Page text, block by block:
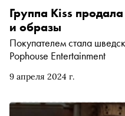
9 апреля 2024 г.
Группа Kiss
и образы
Покупателем стала
Pophouse Entertainment